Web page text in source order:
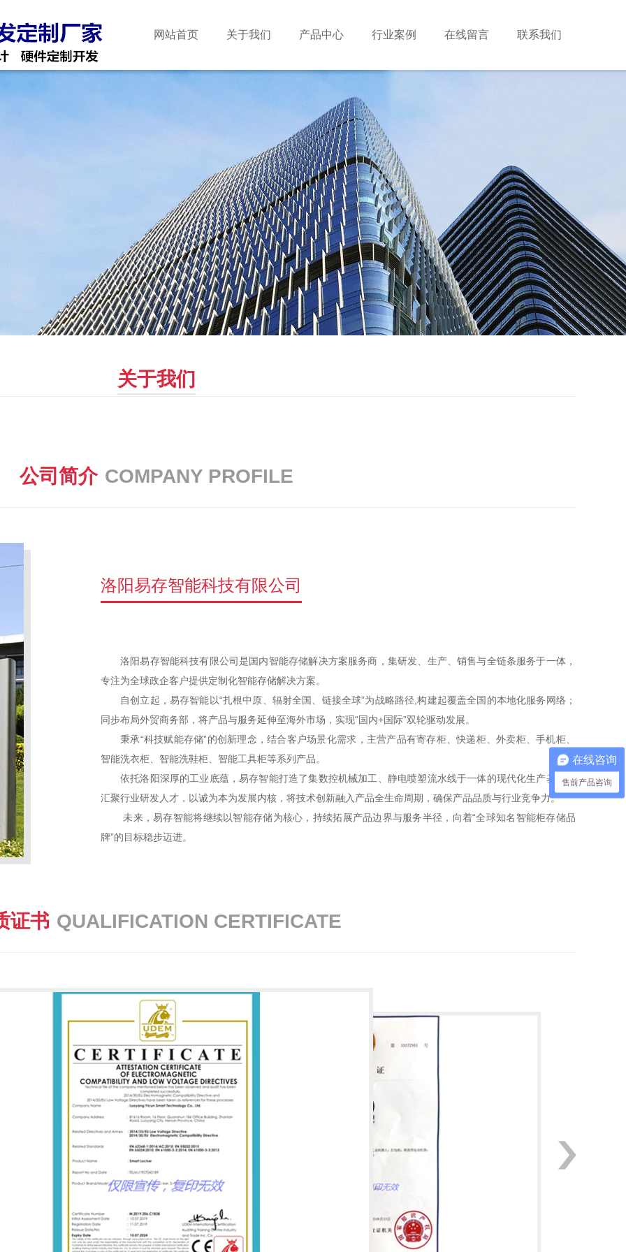
网站首页 关于我们 产品中心 行业案例 在线留言 联系我们
关于我们
公司简介 COMPANY PROFILE
洛阳易存智能科技有限公司
洛阳易存智能科技有限公司是国内智能存储解决方案服务商，集研发、生产、销售与全链条服务于一体，
专注为全球政企客户提供定制化智能存储解决方案。
自创立起，易存智能以“扎根中原、辐射全国、链接全球”为战略路径,构建起覆盖全国的本地化服务网络；
同步布局外贸商务部，将产品与服务延伸至海外市场，实现“国内+国际”双轮驱动发展。
秉承“科技赋能存储”的创新理念，结合客户场景化需求，主营产品有寄存柜、快递柜、外卖柜、手机柜、
智能洗衣柜、智能洗鞋柜、智能工具柜等系列产品。
依托洛阳深厚的工业底蕴，易存智能打造了集数控机械加工、静电喷塑流水线于一体的现代化生产基地，
汇聚行业研发人才，以诚为本为发展内核，将技术创新融入产品全生命周期，确保产品品质与行业竞争力。
未来，易存智能将继续以智能存储为核心，持续拓展产品边界与服务半径，向着“全球知名智能柜存储品
牌”的目标稳步迈进。
证书 QUALIFICATION CERTIFICATE
在线咨询
售前产品咨询